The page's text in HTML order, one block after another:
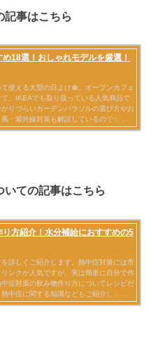
記事はこちら
いての記事はこちら